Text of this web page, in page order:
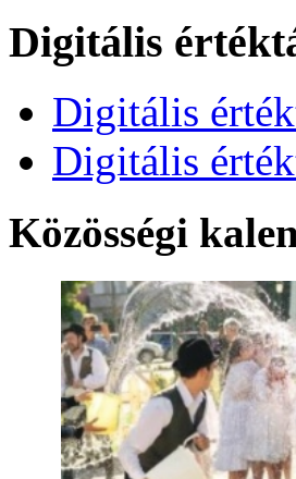
Digitális
Digitális
Digitális
Közösségi